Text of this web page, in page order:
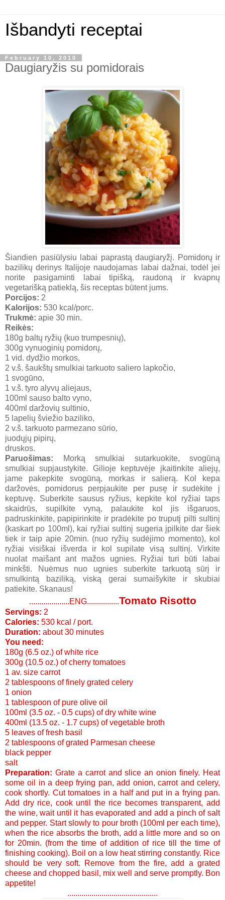
Išbandyti receptai
February 10, 2010
Daugiaryžis su pomidorais
Šiandien pasiūlysiu labai paprastą daugiaryžį. Pomidorų ir
bazilikų derinys Italijoje naudojamas labai dažnai, todėl jei
norite pasigaminti labai tipišką, raudoną ir kvapnų
vegetarišką patieklą, šis receptas būtent jums.
Porcijos: 2
Kalorijos: 530 kcal/porc.
Trukmė: apie 30 min.
Reikės:
180g baltų ryžių (kuo trumpesnių),
300g vynuoginių pomidorų,
1 vid. dydžio morkos,
2 v.š. šaukštų smulkiai tarkuoto saliero lapkočio,
1 svogūno,
1 v.š. tyro alyvų aliejaus,
100ml sauso balto vyno,
400ml daržovių sultinio,
5 lapelių šviežio baziliko,
2 v.š. tarkuoto parmezano sūrio,
juodųjų pipirų,
druskos.
Paruošimas: Morką smulkiai sutarkuokite, svogūną
smulkiai supjaustykite. Gilioje keptuvėje įkaitinkite aliejų,
jame pakepkite svogūną, morkas ir salierą. Kol kepa
daržovės, pomidorus perpjaukite per pusę ir sudėkite į
keptuvę. Suberkite sausus ryžius, kepkite kol ryžiai taps
skaidrūs, supilkite vyną, palaukite kol jis išgaruos,
padruskinkite, papipirinkite ir pradėkite po truputį pilti sultinį
(kaskart po 100ml), kai ryžiai sultinį sugeria įpilkite dar šiek
tiek ir taip apie 20min. (nuo ryžių sudėjimo momento), kol
ryžiai visiškai išverda ir kol supilate visą sultinį. Virkite
nuolat maišant ant mažos ugnies. Ryžiai turi būti labai
minkšti. Nuėmus nuo ugnies suberkite tarkuotą sūrį ir
smulkintą baziliką, viską gerai sumaišykite ir skubiai
patiekite. Skanaus!
....................ENG................Tomato Risotto
Servings: 2
Calories: 530 kcal / port.
Duration: about 30 minutes
You need:
180g (6.5 oz.) of white rice
300g (10.5 oz.) of cherry tomatoes
1 av. size carrot
2 tablespoons of finely grated celery
1 onion
1 tablespoon of pure olive oil
100ml (3.5 oz. - 0.5 cups) of dry white wine
400ml (13.5 oz. - 1.7 cups) of vegetable broth
5 leaves of fresh basil
2 tablespoons of grated Parmesan cheese
black pepper
salt
Preparation: Grate a carrot and slice an onion finely. Heat
some oil in a deep frying pan, add onion, carrot and celery,
cook shortly. Cut tomatoes in a half and put in a frying pan.
Add dry rice, cook until the rice becomes transparent, add
the wine, wait until it has evaporated and add a pinch of salt
and pepper. Start slowly to pour broth (100ml per each time),
when the rice absorbs the broth, add a little more and so on
for 20min. (from the time of addition of rice till the time of
finishing cooking). Boil on a low heat stirring constantly. Rice
should be very soft. Remove from the fire, add a grated
cheese and chopped basil, mix well and serve promptly. Bon
appetite!
.............................................